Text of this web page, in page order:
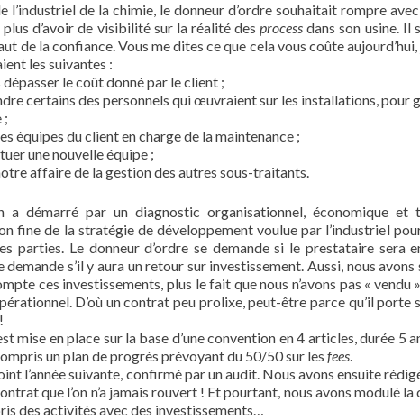
l’industriel de la chimie, le donneur d’ordre souhaitait rompre
d’avoir de visibilité sur la réalité desprocess dans son usine. Il
de la confiance. Vous me dites ce que cela vous coûte
les suivantes :
dépasser le coût donné par le client ;
certains des personnels qui œuvraient sur les installations, pour
;
équipes du client en charge de la maintenance ;
une nouvelle équipe ;
affaire de la gestion des autres sous-traitants.
a démarré par un diagnostic organisationnel, économique
fine de la stratégie de développement voulue par l’industriel
parties. Le donneur d’ordre se demande si le prestataire sera
s’il y aura un retour sur investissement. Aussi, nous
ces investissements, plus le fait que nous n’avons pas «
D’où un contrat peu prolixe, peut-être parce qu’il
!
mise en place sur la base d’une convention en 4 articles, durée 5
un plan de progrès prévoyant du 50/50 sur les fees.
l’année suivante, confirmé par un audit. Nous avons ensuite
que l’on n’a jamais rouvert ! Et pourtant, nous avons modulé
des activités avec des investissements…